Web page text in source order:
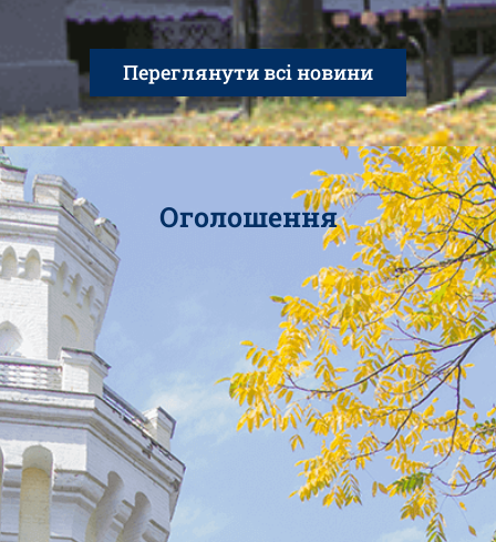
Переглянути всі новини
Оголошення